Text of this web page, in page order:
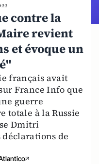
contre la
revient
et évoque un
français avait
France Info que
guerre
totale à la Russie
Dmitri
de